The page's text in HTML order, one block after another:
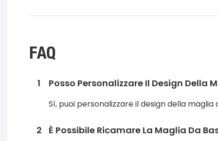
FAQ
1 Posso Personalizzare Il Design Della
Sì, puoi personalizzare il design della
2 È Possibile Ricamare La Maglia Da